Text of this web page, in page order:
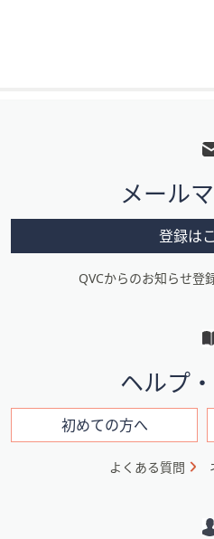
メ
ニ
ン
メール
登録は
QVCからのお知らせ登
ヘルプ
初めての方へ
よくある質問